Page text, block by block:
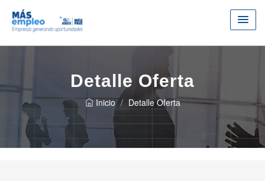
Detalle Oferta
Inicio Detalle Oferta